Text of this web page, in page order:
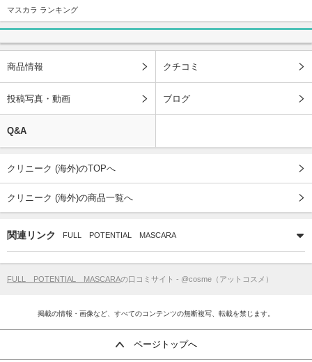
マスカラ ランキング
商品情報 クチコミ
投稿写真・動画 ブログ
Q&A
クリニーク (海外)のTOPへ
クリニーク (海外)の商品一覧へ
関連リンク FULL POTENTIAL MASCARA
FULL POTENTIAL MASCARAの口コミサイト - @cosme（アットコスメ）
掲載の情報・画像など、すべてのコンテンツの無断複写、転載を禁じます。
ページトップへ